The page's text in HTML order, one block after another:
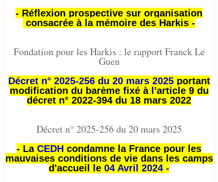
- Réflexion prospective sur organisation
consacrée à la mémoire des Harkis -
Fondation pour les Harkis : le rapport Franck Le
Guen
Décret n° 2025-256 du 20 mars 2025portant
modification du barème fixé à l'article 9 du
décret n° 2022-394 du 18 mars 2022
Décret n° 2025-256 du 20 mars 2025
- La CEDH condamne la France pour les
mauvaises conditions de vie dans les camps
d'accueil le 04 Avril 2024 -